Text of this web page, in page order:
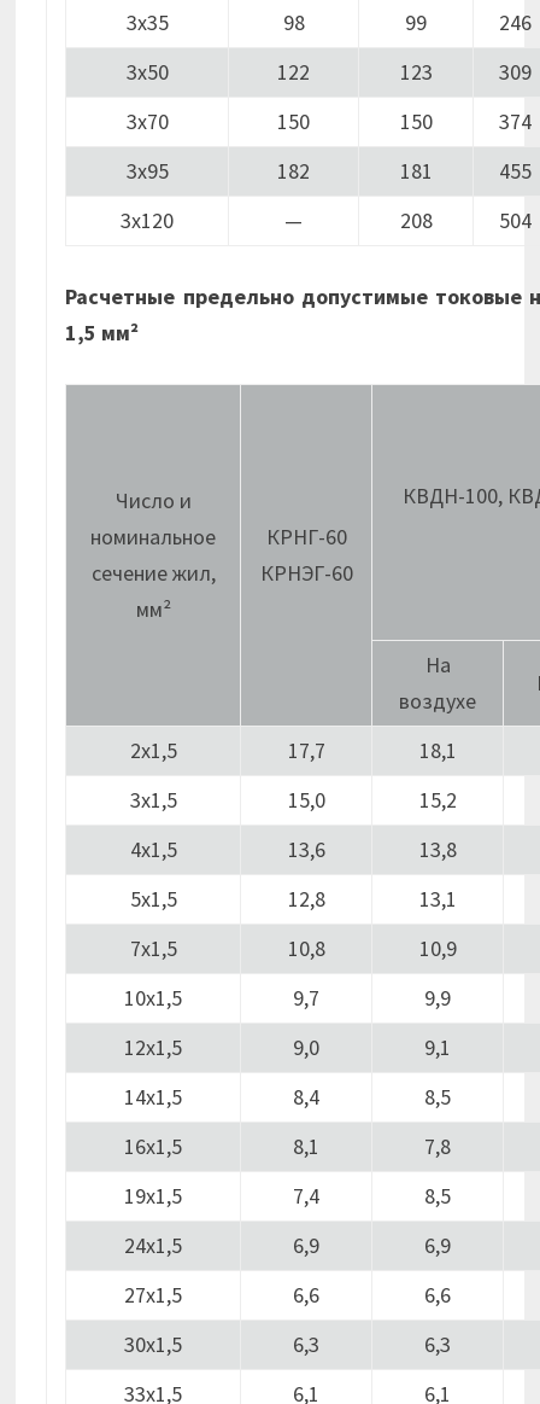
3х35
98 99
246
3х50
122 123
309
3х70
150 150
374
3х95
182 181
455
3х120
— 208 504
Расчетные предельно допустимые токовые
1,5 мм²
Число и
номинальное
сечение жил,
мм²
КРНГ-60
КРНЭГ-60
КВДН-100,
На
воздухе
2х1,5 17,7
18,1
3х1,5
15,0
15,2
4х1,5
13,6
13,8
5х1,5
12,8
13,1
7х1,5
10,8
10,9
10х1,5
9,7
9,9
12х1,5
9,0
9,1
14х1,5
8,4
8,5
16х1,5
8,1
7,8
19х1,5
7,4
8,5
24х1,5
6,9
6,9
27х1,5
6,6
6,6
30х1,5
6,3
6,3
33х1,5
6,1 6,1